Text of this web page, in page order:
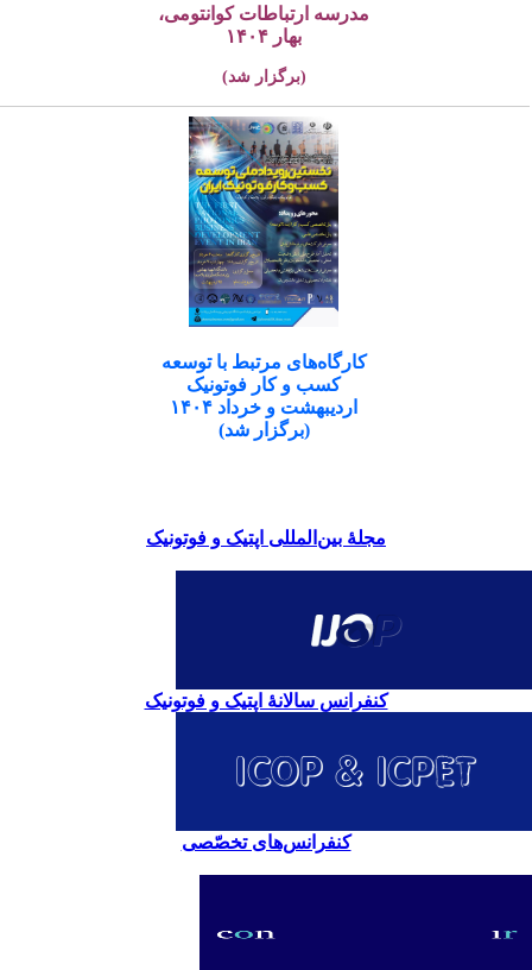
مدرسه ارتباطات کوانتومی،
بهار ۱۴۰۴
(برگزار شد)
کارگاه‌های مرتبط با توسعه
کسب و کار فوتونیک
اردیبهشت و خرداد ۱۴۰۴
(برگزار شد)
مجلۀ بین‌المللی اپتیک و فوتونیک
کنفرانس سالانۀ اپتیک و فوتونیک
کنفرانس‌های تخصّصی